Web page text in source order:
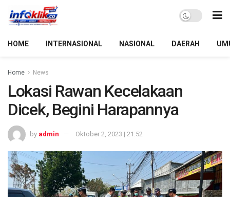
HOME INTERNASIONAL NASIONAL DAERAH
Home News
Lokasi Rawan Kecelakaan
Dicek, Begini Harapannya
by admin Oktober 2, 2023 | 21:52